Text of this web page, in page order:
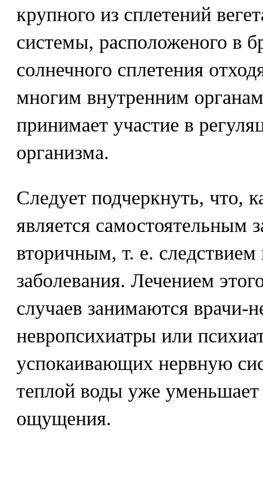
крупного из сплетений
системы, расположеного в
солнечного сплетения
многим внутренним
принимает участие в
организма.
Следует подчеркнуть, что,
является самостоятельным
вторичным, т. е. следствием
заболевания. Лечением
случаев занимаются врачи-
невропсихиатры или
успокаивающих нервную
теплой воды уже
ощущения.